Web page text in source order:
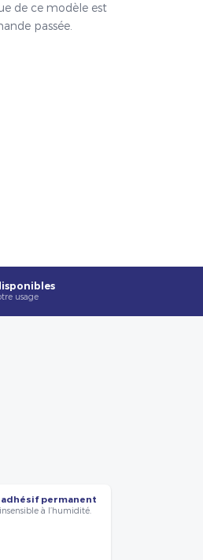
de ce modèle est
passée.
usage
adhésif permanent
à l’humidité.